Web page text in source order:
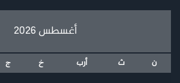
أغسطس 2026
ن ث أرب خ ج